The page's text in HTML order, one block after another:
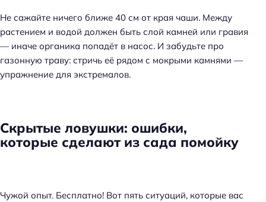
Не сажайте ничего ближе 40 см от края чаши. Между
растением и водой должен быть слой камней или гравия
— иначе органика попадёт в насос. И забудьте про
газонную траву: стричь её рядом с мокрыми камнями —
упражнение для экстремалов.
Скрытые ловушки: ошибки,
которые сделают из сада помойку
Чужой опыт. Бесплатно! Вот пять ситуаций, которые вас